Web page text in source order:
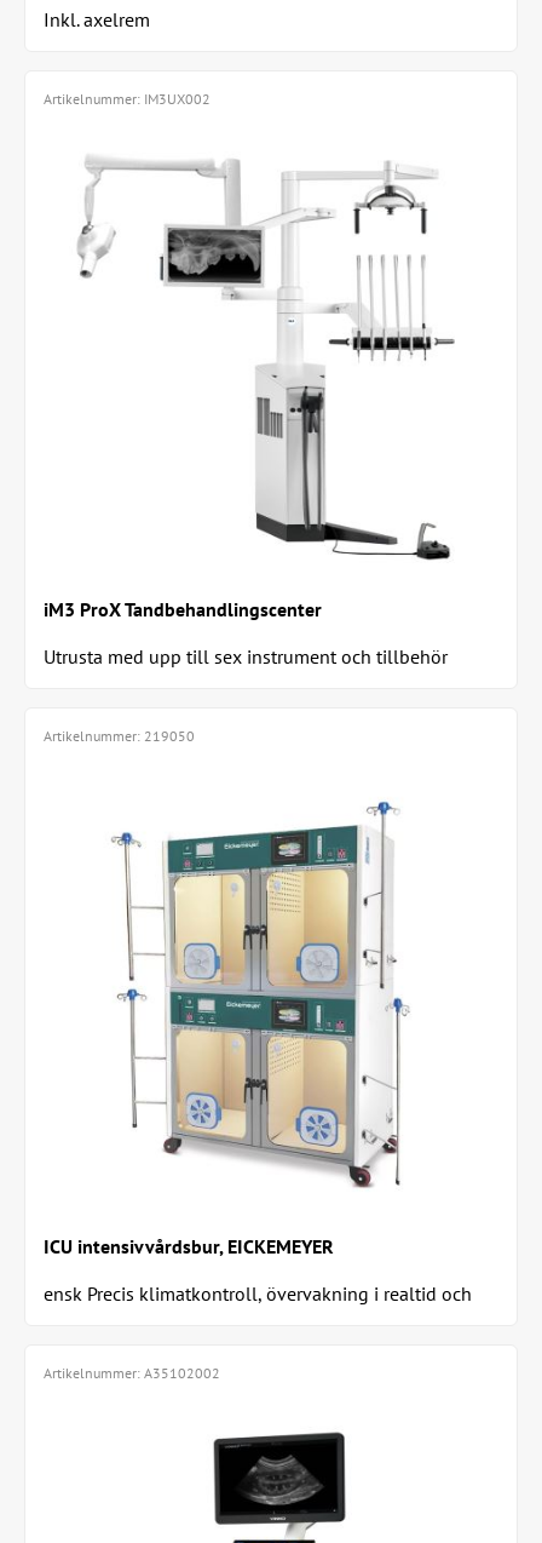
Inkl. axelrem
iM3 ProX Tandbehandlingscenter
Utrusta med upp till sex instrument och tillbehör
Artikelnummer: IM3UX002
ICU intensivvårdsbur, EICKEMEYER
ensk Precis klimatkontroll, övervakning i realtid och
Artikelnummer: 219050
Artikelnummer: A35102002